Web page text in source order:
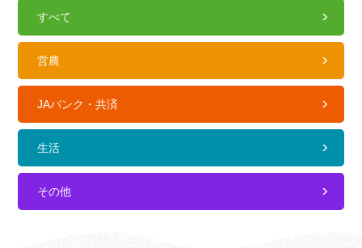
すべて
営農
JAバンク・共済
生活
その他